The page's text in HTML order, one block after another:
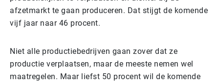
afzetmarkt te gaan produceren. Dat stijgt de komende
vijf jaar naar 46 procent.
Niet alle productiebedrijven gaan zover dat ze
productie verplaatsen, maar de meeste nemen wel
maatregelen. Maar liefst 50 procent wil de komende